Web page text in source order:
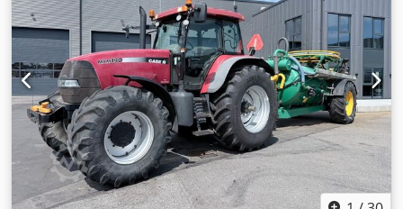
– 450 mm Debljina bloka: 2 – 80 mm Proizvodni kapacitet:
cca 200 – 300 kom/h Napajanje: 230V Težina: 300 kg
Proizvedeno u Njemačkoj. Schmedt PraForm 21-50 Preša za
knjige Preša za knjige s rezačem žlijeba. Proizvodnja
Schmedt, Njemačka. Stroj je u vrlo dobrom stanju,
spreman za proizvodnju. Tehničke specifikacije:
Maksimalni format: 420 x 520 x 100 mm Težina: 220 kg
Napajanje: 230 V + komprimirani zrak. Cijena je za set od
dva stroja. Dedszdazbepfx Al Iock